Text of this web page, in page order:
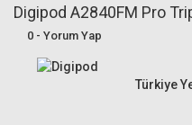
Canon R6 Mark III
Digipod A2840FM Pro
0 - Yorum Yap
Türkiye